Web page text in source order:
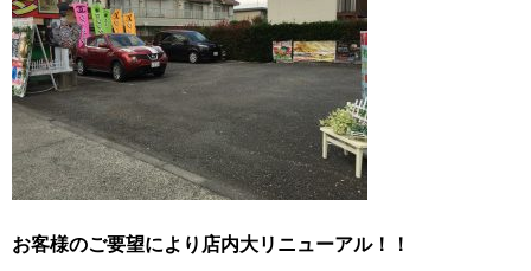
お客様のご要望により店内大リニューアル！！